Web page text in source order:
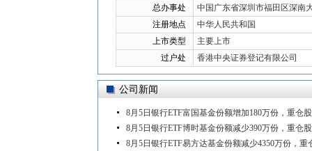
总办事处
中国广东省深圳市福田区深南
注册地点
中华人民共和国
上市类型
主要上市
过户处
香港中央证券登记有限公司
公司新闻
8月5日银行ETF富国基金份额增加180万份，重仓
8月5日银行ETF博时基金份额减少390万份，重仓
8月5日银行ETF易方达基金份额减少4350万份，